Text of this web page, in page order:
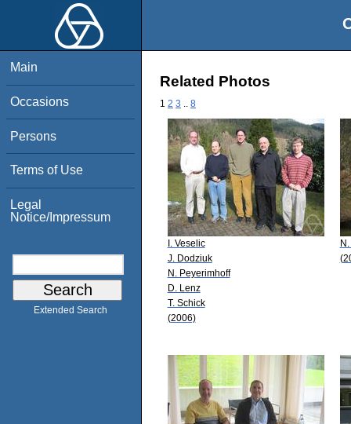
Main
Occasions
Persons
Terms of Use
Legal
Notice/Impressum
Extended Search
Related Photos
1 2 3 8
I. Veselic
J. Dodziuk
N. Peyerimhoff
D. Lenz
T. Schick
(2006)